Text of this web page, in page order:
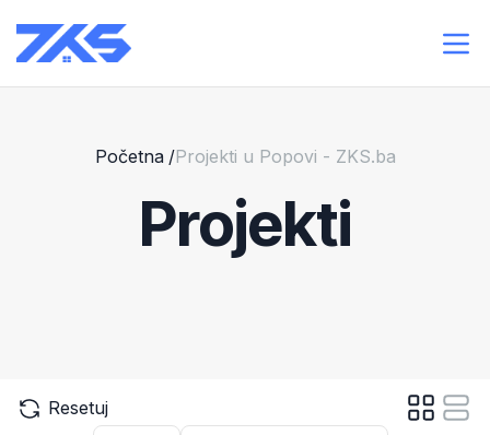
Početna /Projekti u Popovi - ZKS.ba
Projekti
Resetuj